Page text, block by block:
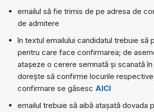
emailul să fie trimis de pe adresa de
de admitere
în textul emailului candidatul trebuie să
pentru care face confirmarea; de
atașeze o cerere semnată și scanată
dorește să confirme locurile
confirmare se găsesc AICI
emailul trebuie să aibă atașată dovada